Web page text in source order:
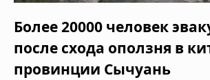
Более 20000 человек
после схода оползня в
провинции Сычуань